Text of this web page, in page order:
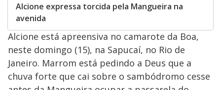
Alcione expressa torcida pela Mangueira na
avenida
Alcione está apreensiva no camarote da Boa,
neste domingo (15), na Sapucaí, no Rio de
Janeiro. Marrom está pedindo a Deus que a
chuva forte que cai sobre o sambódromo cesse